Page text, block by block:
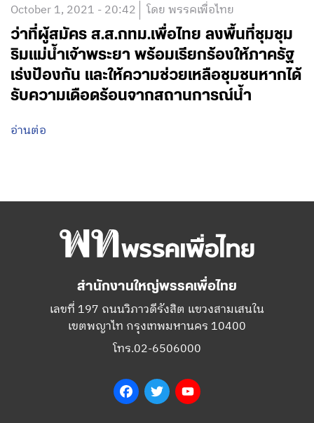
October 1, 2021 - 20:42 โดย พรรคเพื่อไทย
ว่าที่ผู้สมัคร ส.ส.กทม.เพื่อไทย ลงพื้นที่ชุมชุม
ริมแม่น้ำเจ้าพระยา พร้อมเรียกร้องให้ภาครัฐ
เร่งป้องกัน และให้ความช่วยเหลือชุมชนหากได้
รับความเดือดร้อนจากสถานการณ์น้ำ
อ่านต่อ
สำนักงานใหญ่พรรคเพื่อไทย
เลขที่ 197 ถนนวิภาวดีรังสิต แขวงสามเสนใน
เขตพญาไท กรุงเทพมหานคร 10400
โทร.02-6506000
FacebookTwitter